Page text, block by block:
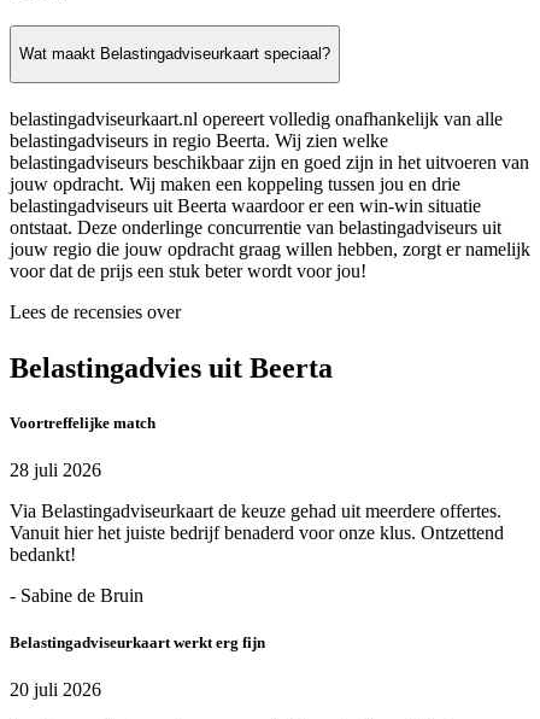
Wat maakt Belastingadviseurkaart speciaal?
belastingadviseurkaart.nl opereert volledig onafhankelijk van alle
belastingadviseurs in regio Beerta. Wij zien welke
belastingadviseurs beschikbaar zijn en goed zijn in het uitvoeren van
jouw opdracht. Wij maken een koppeling tussen jou en drie
belastingadviseurs uit Beerta waardoor er een win-win situatie
ontstaat. Deze onderlinge concurrentie van belastingadviseurs uit
jouw regio die jouw opdracht graag willen hebben, zorgt er namelijk
voor dat de prijs een stuk beter wordt voor jou!
Lees de recensies over
Belastingadvies uit Beerta
Voortreffelijke match
28 juli 2026
Via Belastingadviseurkaart de keuze gehad uit meerdere offertes.
Vanuit hier het juiste bedrijf benaderd voor onze klus. Ontzettend
bedankt!
- Sabine de Bruin
Belastingadviseurkaart werkt erg fijn
20 juli 2026